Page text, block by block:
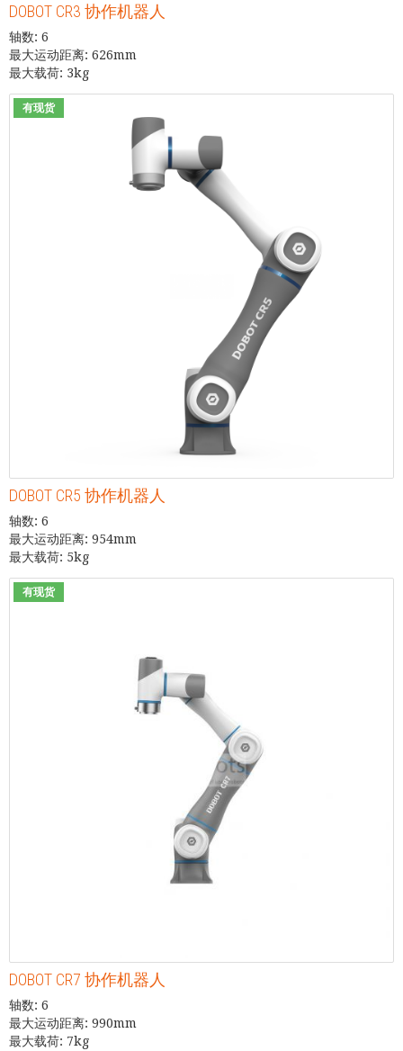
DOBOT CR3 协作机器人
轴数: 6
最大运动距离: 626mm
最大载荷: 3kg
有现货
DOBOT CR5 协作机器人
轴数: 6
最大运动距离: 954mm
最大载荷: 5kg
有现货
DOBOT CR7 协作机器人
轴数: 6
最大运动距离: 990mm
最大载荷: 7kg